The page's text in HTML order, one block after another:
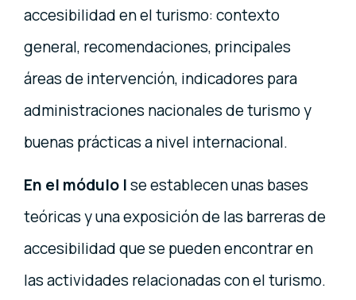
accesibilidad en el turismo: contexto
general, recomendaciones, principales
áreas de intervención, indicadores para
administraciones nacionales de turismo y
buenas prácticas a nivel internacional.
En el módulo Ise establecen unas bases
teóricas y una exposición de las barreras de
accesibilidad que se pueden encontrar en
las actividades relacionadas con el turismo.